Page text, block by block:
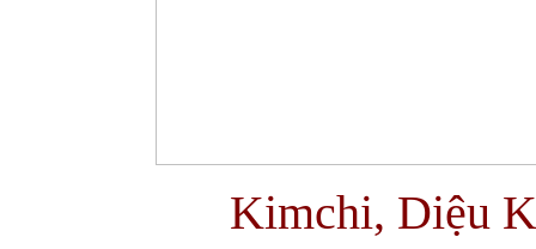
Kimchi, Diệu